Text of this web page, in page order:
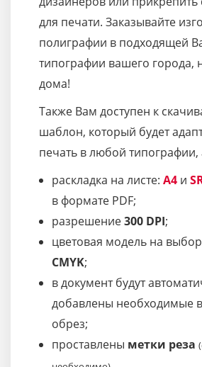
для печати. Заказывайте
полиграфии в подходящей
типографии вашего города,
дома!
Также Вам доступен к
шаблон, который будет
печать в любой
раскладка на листе: A4 и
в формате PDF;
разрешение300 DPI;
цветовая модель на
CMYK;
в документ будут
добавлены необходимые
обрез;
проставлены метки реза